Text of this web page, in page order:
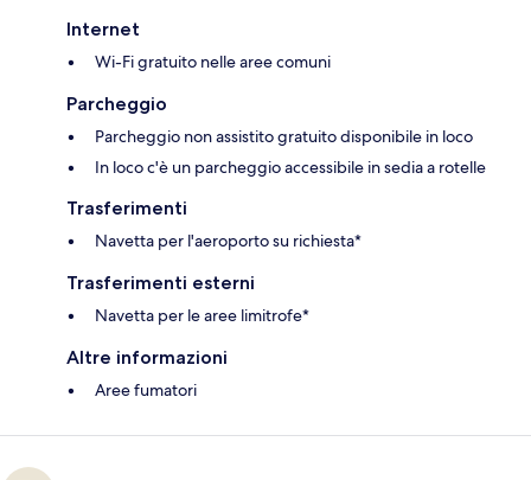
Internet
Wi-Fi gratuito nelle aree comuni
Parcheggio
Parcheggio non assistito gratuito disponibile in loco
In loco c'è un parcheggio accessibile in sedia a rotelle
Trasferimenti
Navetta per l'aeroporto su richiesta*
Trasferimenti esterni
Navetta per le aree limitrofe*
Altre informazioni
Aree fumatori